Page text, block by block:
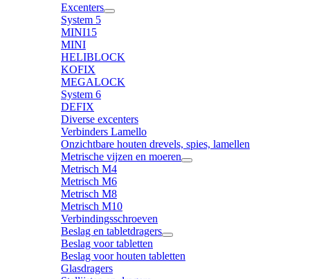
Excenters
System 5
MINI15
MINI
HELIBLOCK
KOFIX
MEGALOCK
System 6
DEFIX
Diverse excenters
Verbinders Lamello
Onzichtbare houten drevels, spies, lamellen
Metrische vijzen en moeren
Metrisch M4
Metrisch M6
Metrisch M8
Metrisch M10
Verbindingsschroeven
Beslag en tabletdragers
Beslag voor tabletten
Beslag voor houten tabletten
Glasdragers